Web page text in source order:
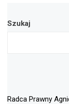
Szukaj
Radca Prawny